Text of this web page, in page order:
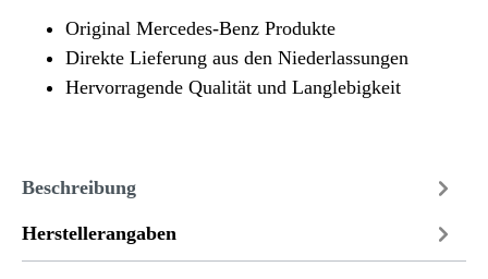
Original Mercedes-Benz Produkte
Direkte Lieferung aus den Niederlassungen
Hervorragende Qualität und Langlebigkeit
Beschreibung
Herstellerangaben